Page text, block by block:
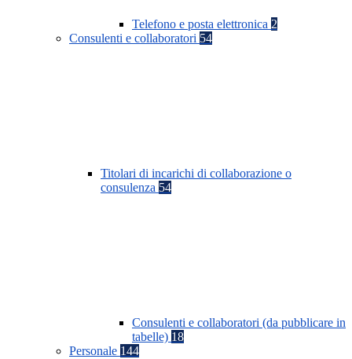
Telefono e posta elettronica 2
Consulenti e collaboratori 54
Titolari di incarichi di collaborazione o
consulenza 54
Consulenti e collaboratori (da pubblicare in
tabelle) 18
Personale 144